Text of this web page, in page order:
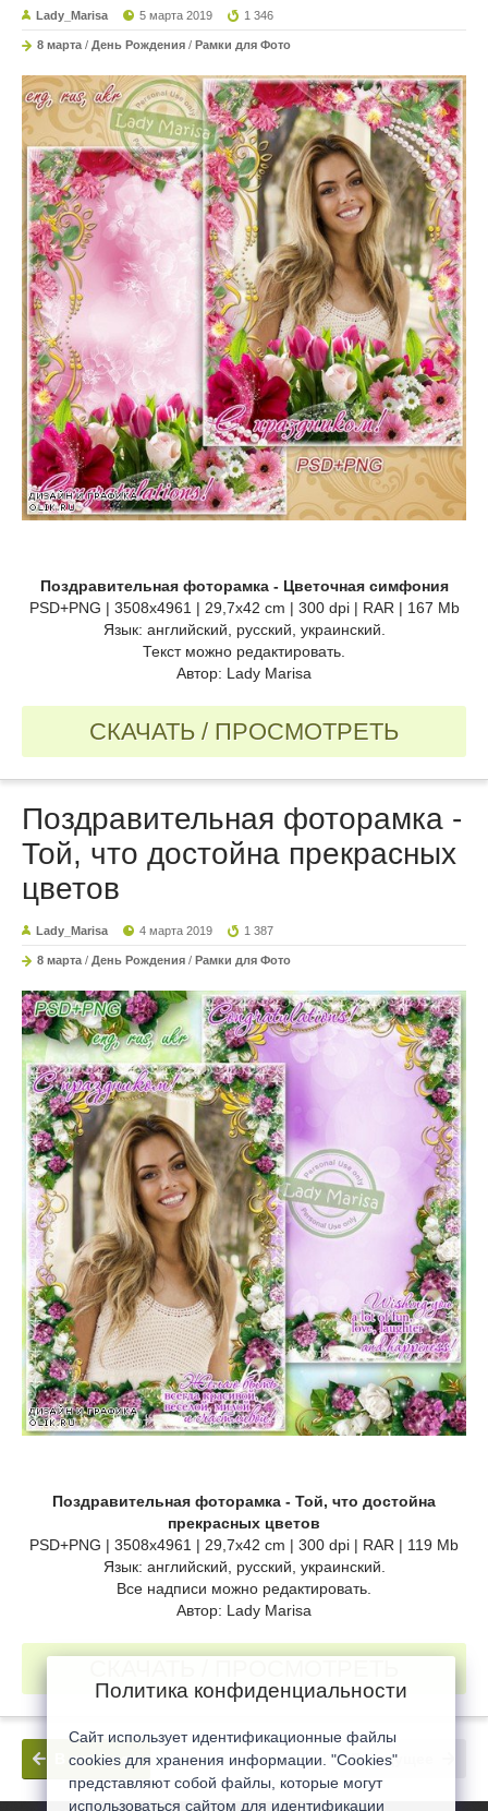
Lady_Marisa 5 марта 2019 1 346
8 марта / День Рождения / Рамки для Фото
Поздравительная фоторамка - Цветочная симфония
PSD+PNG | 3508х4961 | 29,7х42 cm | 300 dpi | RAR | 167 Mb
Язык: английский, русский, украинский.
Текст можно редактировать.
Автор: Lady Marisa
СКАЧАТЬ / ПРОСМОТРЕТЬ
Поздравительная фоторамка -
Той, что достойна прекрасных
цветов
Lady_Marisa 4 марта 2019 1 387
8 марта / День Рождения / Рамки для Фото
Поздравительная фоторамка - Той, что достойна
прекрасных цветов
PSD+PNG | 3508х4961 | 29,7х42 cm | 300 dpi | RAR | 119 Mb
Язык: английский, русский, украинский.
Все надписи можно редактировать.
Автор: Lady Marisa
В будущее
В прошлое
Политика конфиденциальности
Сайт использует идентификационные файлы
cookies для хранения информации. "Cookies"
представляют собой файлы, которые могут
использоваться сайтом для идентификации